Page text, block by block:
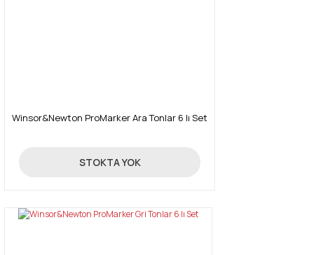
Winsor&Newton ProMarker Ara Tonlar 6 lı Set
131,18 TL
STOKTA YOK